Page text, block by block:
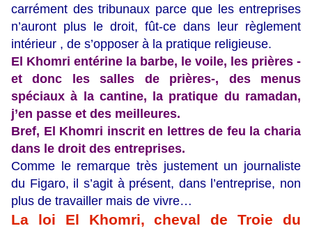
carrément des tribunaux parce que les entreprises
n’auront plus le droit, fût-ce dans leur règlement
intérieur , de s’opposer à la pratique religieuse.
El Khomri entérine la barbe, le voile, les prières -
et donc les salles de prières-, des menus
spéciaux à la cantine, la pratique du ramadan,
j’en passe et des meilleures.
Bref, El Khomri inscrit en lettres de feu la charia
dans le droit des entreprises.
Comme le remarque très justement un journaliste
du Figaro, il s’agit à présent, dans l’entreprise, non
plus de travailler mais de vivre…
La loi El Khomri, cheval de Troie du